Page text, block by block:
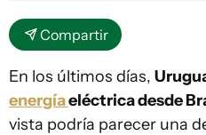
Compartir
En los últimos días,
energíaeléctrica desde
vista podría parecer una